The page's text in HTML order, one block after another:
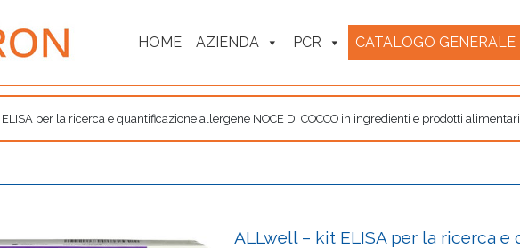
HOME AZIENDA PCR CATALOGO GENERALE
per la ricerca e quantificazione allergene NOCE DI COCCO in ingredienti e prodotti alimentari
ALLwell – kit ELISA per la ricerca